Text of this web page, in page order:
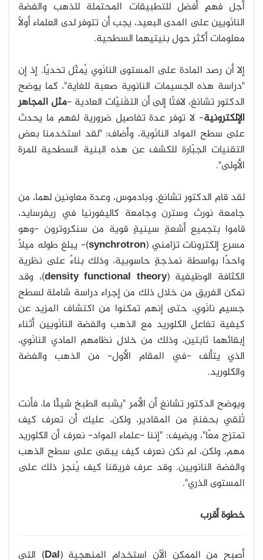
أجل فهمٍ أفضل للتطبيقات المحتملة للذهب والفضة
النانَويين على المدى البعيد، يجب أن تتوفر لدى العلماء أولاً
معلومات أكثر حول بنيتيهما السطحية.
إلا أن رصد المادة على المستوى النانَوي يُمثّل تحديًا. إذ إن
"دراسة هذه الجسيمات النانوية صعبة للغاية"، كما يوضح
الدكتور تشانغ، لافتًا إلى أن التقَنيّات العادية -مثل المجاهر
الإلكترونية- لا توفر عدة تفاصيل ضرورية لفهم ما يحدث
على سطح المواد النانَوية، وأضاف: "لقد استخدمنا بعض
التقنيات الجبّارة للكشف عن هذه البنية السطحية للمرة
الأولى".
لقد قام الدكتور تشانغ، وبادموس، وعدة معاونين لهما، من
جامعة نورث وسترن وجامعة كاليفورنيا في ريفرسايد،
قاموا بتجميع أشعةٍ سينيةٍ قوية من سنكروترون -وهو
مسرع إلكترونات تزامني (synchrotron)- يبلغ طوله ميلاً
واحدًا بواسطة نمذجةٍ حاسوبية، وذلك بناءً على نظرية
الكثافة الوظيفية (density functional theory)، وقد
تمكن الفريق من خلال ذلك من إجراء دراسة شاملة لسطح
جسيمٍ نانَوي، حتى إنهم تمكنوا من اكتشاف المزيد عن
كيفية تفاعل الكلوريد مع الذهب والفضة النانَويين أثناء
إبقائهما ثابتين، وذلك من خلال نظامهم المادي النانَوي،
الذي يتألف -في المقام الأول- من الذهب والفضة
والكلوريد.
ويوضح الدكتور تشانغ أن الأمر "يشبه الطبخ شيئًا ما، فأنت
تُلقي بحفنةٍ من المقادير، ولكن، عليك أن تعرف كيف
تمتزج معًا"، ويضيف: "إننا -علماء المواد- نعرف أن الكلوريد
مهم، ولكن، لم نكن نعرف كيف يبقى على سطح الذهب
والفضة النانويين. وقد عرف فريقنا كيف يُنجز ذلك على
المستوى الذري".
خطوة أقرب
أصبح من الممكن الآن استخدام المنهجية (Dal) التي